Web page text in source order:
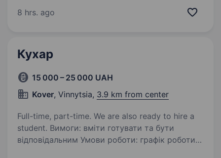
щирі розмови та створювати затишок навколо
8 hrs. ago
Кухар
15 000 – 25 000 UAH
Kover, Vinnytsia, 3.9 km from center
Full-time, part-time. We are also ready to hire a
student. Вимоги: вміти готувати та бути
відповідальним Умови роботи: графік роботи